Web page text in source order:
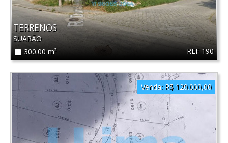
REF 190
TERRENOS
SUARÃO
300.00 m²
Venda: R$ 120.000,00